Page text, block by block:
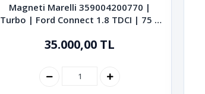
Magneti Marelli 359004200770 |
Turbo | Ford Connect 1.8 TDCI | 75 |
35.000,00 TL